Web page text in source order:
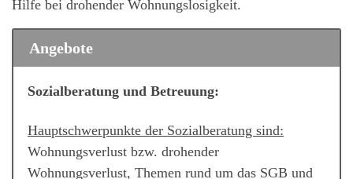
Hilfe bei drohender Wohnungslosigkeit.
Angebote
Sozialberatung und Betreuung:
Hauptschwerpunkte der Sozialberatung sind:
Wohnungsverlust bzw. drohender
Wohnungsverlust, Themen rund um das SGB und